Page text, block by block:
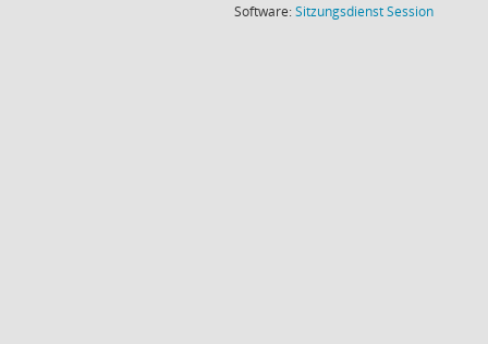
Software:SitzungsdienstSession(Wird in